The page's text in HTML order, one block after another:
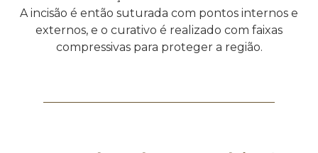
A incisão é então suturada com pontos internos e
externos, e o curativo é realizado com faixas
compressivas para proteger a região.